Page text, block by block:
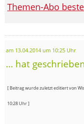
Themen-Abo
am 13.04.2014 um 10:25 Uhr
... hat
[ Beitrag wurde zuletzt editiert von
10:28 Uhr ]